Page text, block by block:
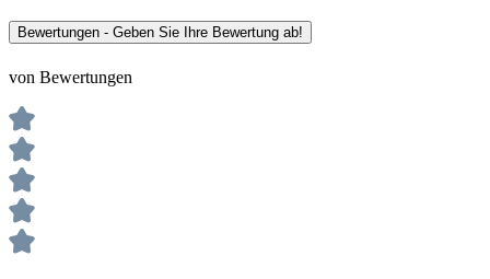
Bewertungen - Geben Sie Ihre Bewertung ab!
von Bewertungen